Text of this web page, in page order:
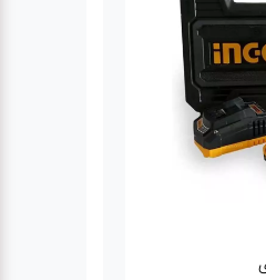
ژنراتور